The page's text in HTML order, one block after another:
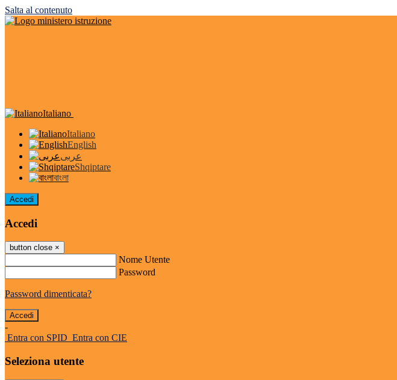
Salta al contenuto
Italiano
Italiano
English
عربى
Shqiptare
বাংলা
Accedi
Accedi
button close ×
Nome Utente
Password
Password dimenticata?
-
Entra con SPID Entra con CIE
Seleziona utente